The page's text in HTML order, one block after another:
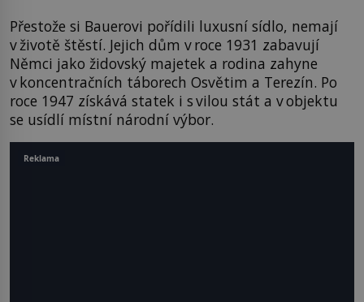
Přestože si Bauerovi pořídili luxusní sídlo, nemají
v životě štěstí. Jejich dům v roce 1931 zabavují
Němci jako židovský majetek a rodina zahyne
v koncentračních táborech Osvětim a Terezín. Po
roce 1947 získává statek i s vilou stát a v objektu
se usídlí místní národní výbor.
Reklama